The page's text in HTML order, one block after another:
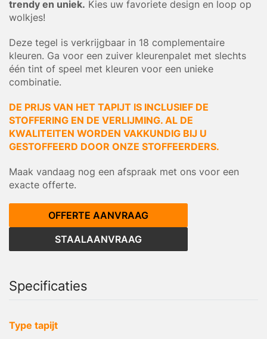
trendy en uniek. Kies uw favoriete design en loop op
wolkjes!
Deze tegel is verkrijgbaar in 18 complementaire
kleuren. Ga voor een zuiver kleurenpalet met slechts
één tint of speel met kleuren voor een unieke
combinatie.
DE PRIJS VAN HET TAPIJT IS INCLUSIEF DE
STOFFERING EN DE VERLIJMING. AL DE
KWALITEITEN WORDEN VAKKUNDIG BIJ U
GESTOFFEERD DOOR ONZE STOFFEERDERS.
Maak vandaag nog een afspraak met ons voor een
exacte offerte.
OFFERTE AANVRAAG
STAALAANVRAAG
Specificaties
Type tapijt